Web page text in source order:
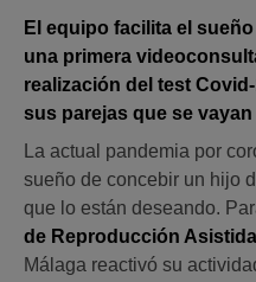
El equipo facilita el
una primera
realización del test
sus parejas que se
La actual pandemia por
sueño de concebir un hijo
que lo están deseando.
de Reproducción Asistida
Málaga reactivó su